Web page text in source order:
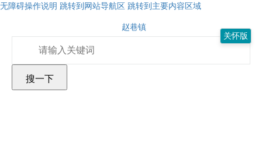
无障碍操作说明 跳转到网站导航区 跳转到主要内容区域
赵巷镇
搜一下
关怀版